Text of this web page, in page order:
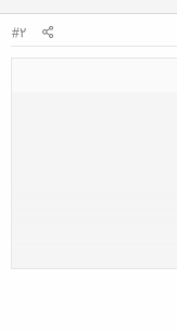
#2